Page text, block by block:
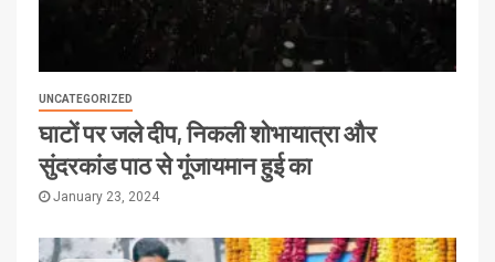
UNCATEGORIZED
घाटों पर जले दीप, निकली शोभायात्रा और
सुंदरकांड पाठ से गूंजायमान हुई का
January 23, 2024